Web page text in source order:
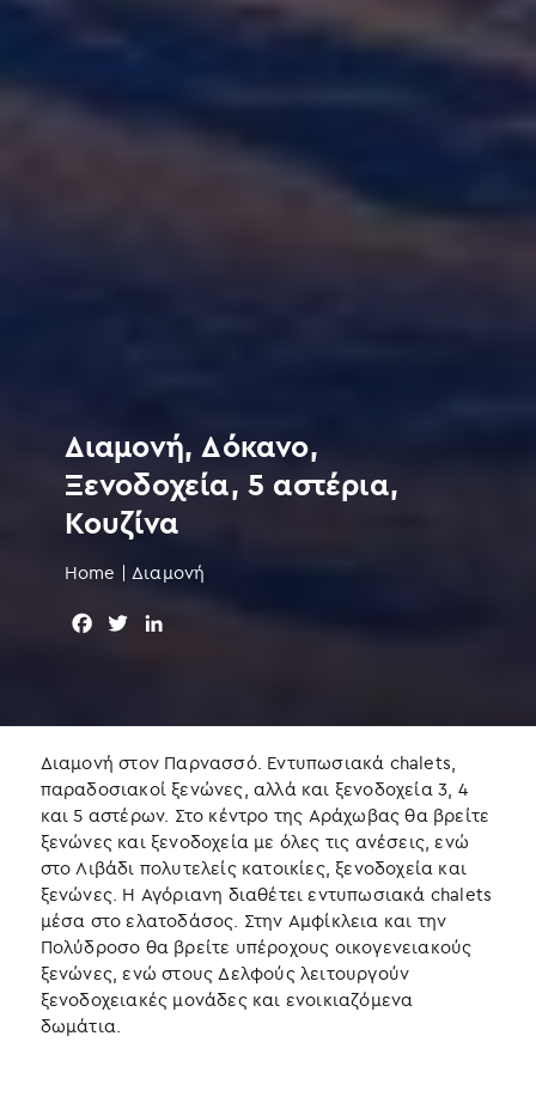
Διαμονή, Δόκανο,
Ξενοδοχεία, 5 αστέρια,
Κουζίνα
Home | Διαμονή
b
o
o
k
t
e
r
e
d
n
Διαμονή στον Παρνασσό. Εντυπωσιακά chalets,
παραδοσιακοί ξενώνες, αλλά και ξενοδοχεία 3, 4
και 5 αστέρων. Στο κέντρο της Αράχωβας θα βρείτε
ξενώνες και ξενοδοχεία με όλες τις ανέσεις, ενώ
στο Λιβάδι πολυτελείς κατοικίες, ξενοδοχεία και
ξενώνες. Η Αγόριανη διαθέτει εντυπωσιακά chalets
μέσα στο ελατοδάσος. Στην Αμφίκλεια και την
Πολύδροσο θα βρείτε υπέροχους οικογενειακούς
ξενώνες, ενώ στους Δελφούς λειτουργούν
ξενοδοχειακές μονάδες και ενοικιαζόμενα
δωμάτια.